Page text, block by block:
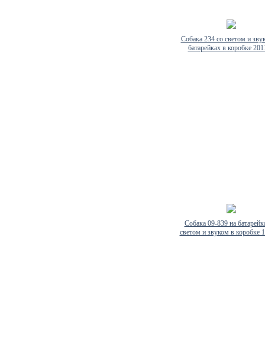
Собака 234 со светом и
батарейках в коробке
Собака 09-839 на
светом и звуком в коробке